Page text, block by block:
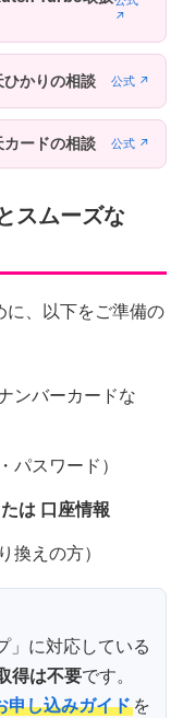
↗
ひかりの相談 公式 ↗
カードの相談 公式 ↗
スムーズな
に、以下をご準備の
ンバーカードな
パスワード）
は 口座情報
換えの方）
」に対応している
得は不要です。
申し込みガイド を